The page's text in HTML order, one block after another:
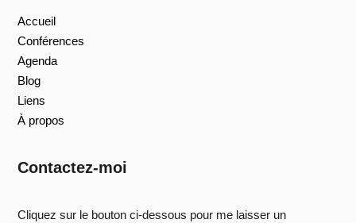
Accueil
Conférences
Agenda
Blog
Liens
À propos
Contactez-moi
Cliquez sur le bouton ci-dessous pour me laisser un